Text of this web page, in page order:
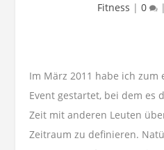
Fitness | 0 |
Im März 2011 habe ich zum
Event gestartet, bei dem es
Zeit mit anderen Leuten
Zeitraum zu definieren.